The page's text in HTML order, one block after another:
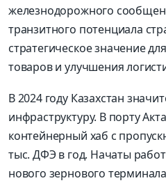
железнодорожного
транзитного потенциала
стратегическое значение
товаров и улучшения
В 2024 году Казахстан
инфраструктуру. В порту
контейнерный хаб с
тыс. ДФЭ в год. Начаты
нового зернового